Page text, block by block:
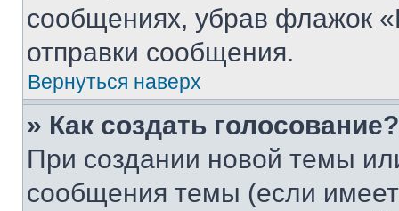
сообщениях, убрав флажок
отправки сообщения.
Вернуться наверх
» Как создать голосование?
При создании новой темы
сообщения темы (если